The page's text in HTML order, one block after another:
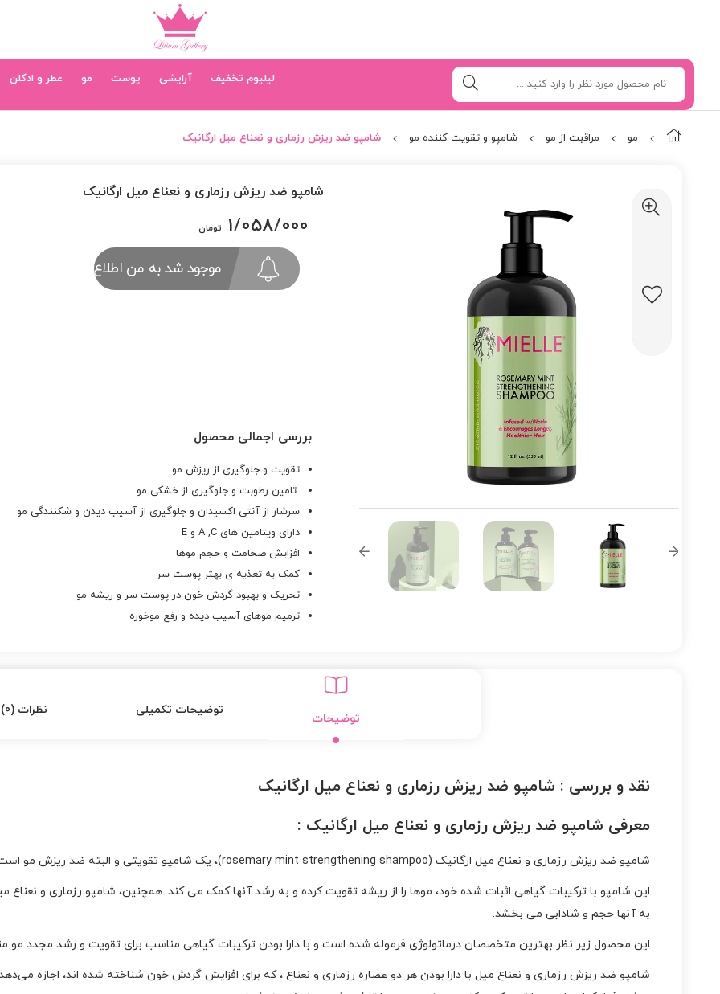
لیلیوم تخفیف آرایشی پوست مو عطر و ادکلن
مو مراقبت از مو شامپو و تقویت کننده مو شامپو ضد ریزش رزماری و نعناع میل ارگانیک
شامپو ضد ریزش رزماری و نعناع میل ارگانیک
1/058/000 تومان
موجود شد به من اطلاع بده
بررسی اجمالی محصول
تقویت و جلوگیری از ریزش مو
تامین رطوبت و جلوگیری از خشکی مو
سرشار از آنتی اکسیدان و جلوگیری از آسیب دیدن و شکنندگی مو
دارای ویتامین های A ,C و E
افزایش ضخامت و حجم موها
کمک به تغذیه ی بهتر پوست سر
تحریک و بهبود گردش خون در پوست سر و ریشه مو
ترمیم موهای آسیب دیده و رفع موخوره
توضیحات
توضیحات تکمیلی نظرات (0)
نقد و بررسی : شامپو ضد ریزش رزماری و نعناع میل ارگانیک
معرفی شامپو ضد ریزش رزماری و نعناع میل ارگانیک :
شامپو ضد ریزش رزماری و نعناع میل ارگانیک (rosemary mint strengthening shampoo)، یک شامپو تقویتی و البته ضد ریزش مو است که برای مو های ضعیف، کم پشت و چرب مناسب می باشد.
این شامپو با ترکیبات گیاهی اثبات شده خود، موها را از ریشه تقویت کرده و به رشد آنها کمک می کند. همچنین، شامپو رزماری و
به آنها حجم و شادابی می بخشد.
این محصول زیر نظر بهترین متخصصان درماتولوژی فرموله شده است و با دارا بودن ترکیبات گیاهی مناسب برای تقویت و رشد مجدد مو
شامپو ضد ریزش رزماری و نعناع میل با دارا بودن هر دو عصاره رزماری و نعناع ، که برای افزایش گردش خون شناخته شده اند، اجازه